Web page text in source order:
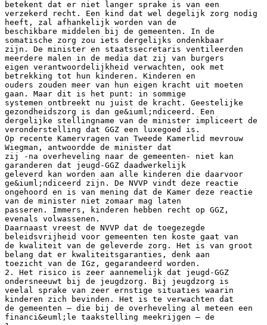
betekent dat er niet langer sprake is van een
verzekerd recht. Een kind dat wel degelijk zorg nodig
heeft, zal afhankelijk worden van de
beschikbare middelen bij de gemeenten. In de
somatische zorg zou iets dergelijks ondenkbaar
zijn. De minister en staatssecretaris ventileerden
meerdere malen in de media dat zij van burgers
eigen verantwoordelijkheid verwachten, ook met
betrekking tot hun kinderen. Kinderen en
ouders zouden meer van hun eigen kracht uit moeten
gaan. Maar dit is het punt: in sommige
systemen ontbreekt nu juist de kracht. Geestelijke
gezondheidszorg is dan ge&iuml;ndiceerd. Een
dergelijke stellingname van de minister impliceert de
veronderstelling dat GGZ een luxegoed is.
Op recente Kamervragen van Tweede Kamerlid mevrouw
Wiegman, antwoordde de minister dat
zij -na overheveling naar de gemeenten- niet kan
garanderen dat jeugd-GGZ daadwerkelijk
geleverd kan worden aan alle kinderen die daarvoor
ge&iuml;ndiceerd zijn. De NVVP vindt deze reactie
ongehoord en is van mening dat de Kamer deze reactie
van de minister niet zomaar mag laten
passeren. Immers, kinderen hebben recht op GGZ,
evenals volwassenen.
Daarnaast vreest de NVVP dat de toegezegde
beleidsvrijheid voor gemeenten ten koste gaat van
de kwaliteit van de geleverde zorg. Het is van groot
belang dat er kwaliteitsgaranties, denk aan
toezicht van de IGz, gegarandeerd worden.
2. Het risico is zeer aannemelijk dat jeugd-GGZ
ondersneeuwt bij de jeugdzorg. Bij jeugdzorg is
veelal sprake van zeer ernstige situaties waarin
kinderen zich bevinden. Het is te verwachten dat
de gemeenten – die bij de overheveling al meteen een
financi&euml;le taakstelling meekrijgen – de